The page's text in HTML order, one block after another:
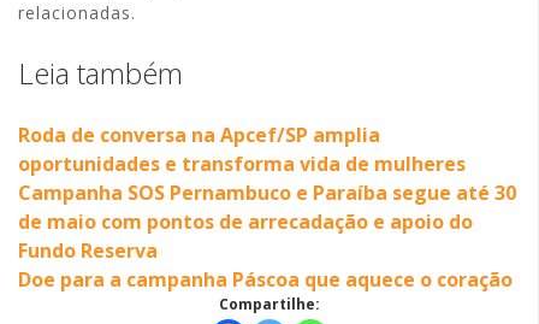
relacionadas.
Leia também
Roda de conversa na Apcef/SP amplia
oportunidades e transforma vida de mulheres
Campanha SOS Pernambuco e Paraíba segue até 30
de maio com pontos de arrecadação e apoio do
Fundo Reserva
Doe para a campanha Páscoa que aquece o coração
Compartilhe: